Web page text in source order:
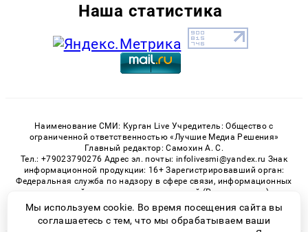
Наша статистика
Наименование СМИ: Курган Live Учредитель: Общество с
ограниченной ответственностью «Лучшие Медиа Решения»
Главный редактор: Самохин А. С.
Тел.: +79023790276 Адрес эл. почты: infolivesmi@yandex.ru Знак
информационной продукции: 16+ Зарегистрировавший орган:
Федеральная служба по надзору в сфере связи, информационных
технологий и массовых коммуникаций (Роскомнадзор)
Регистрационный номер СМИ ЭЛ № ФС 77 - 82535 от 21.01.2022
Мы используем cookie. Во время посещения сайта вы
соглашаетесь с тем, что мы обрабатываем ваши